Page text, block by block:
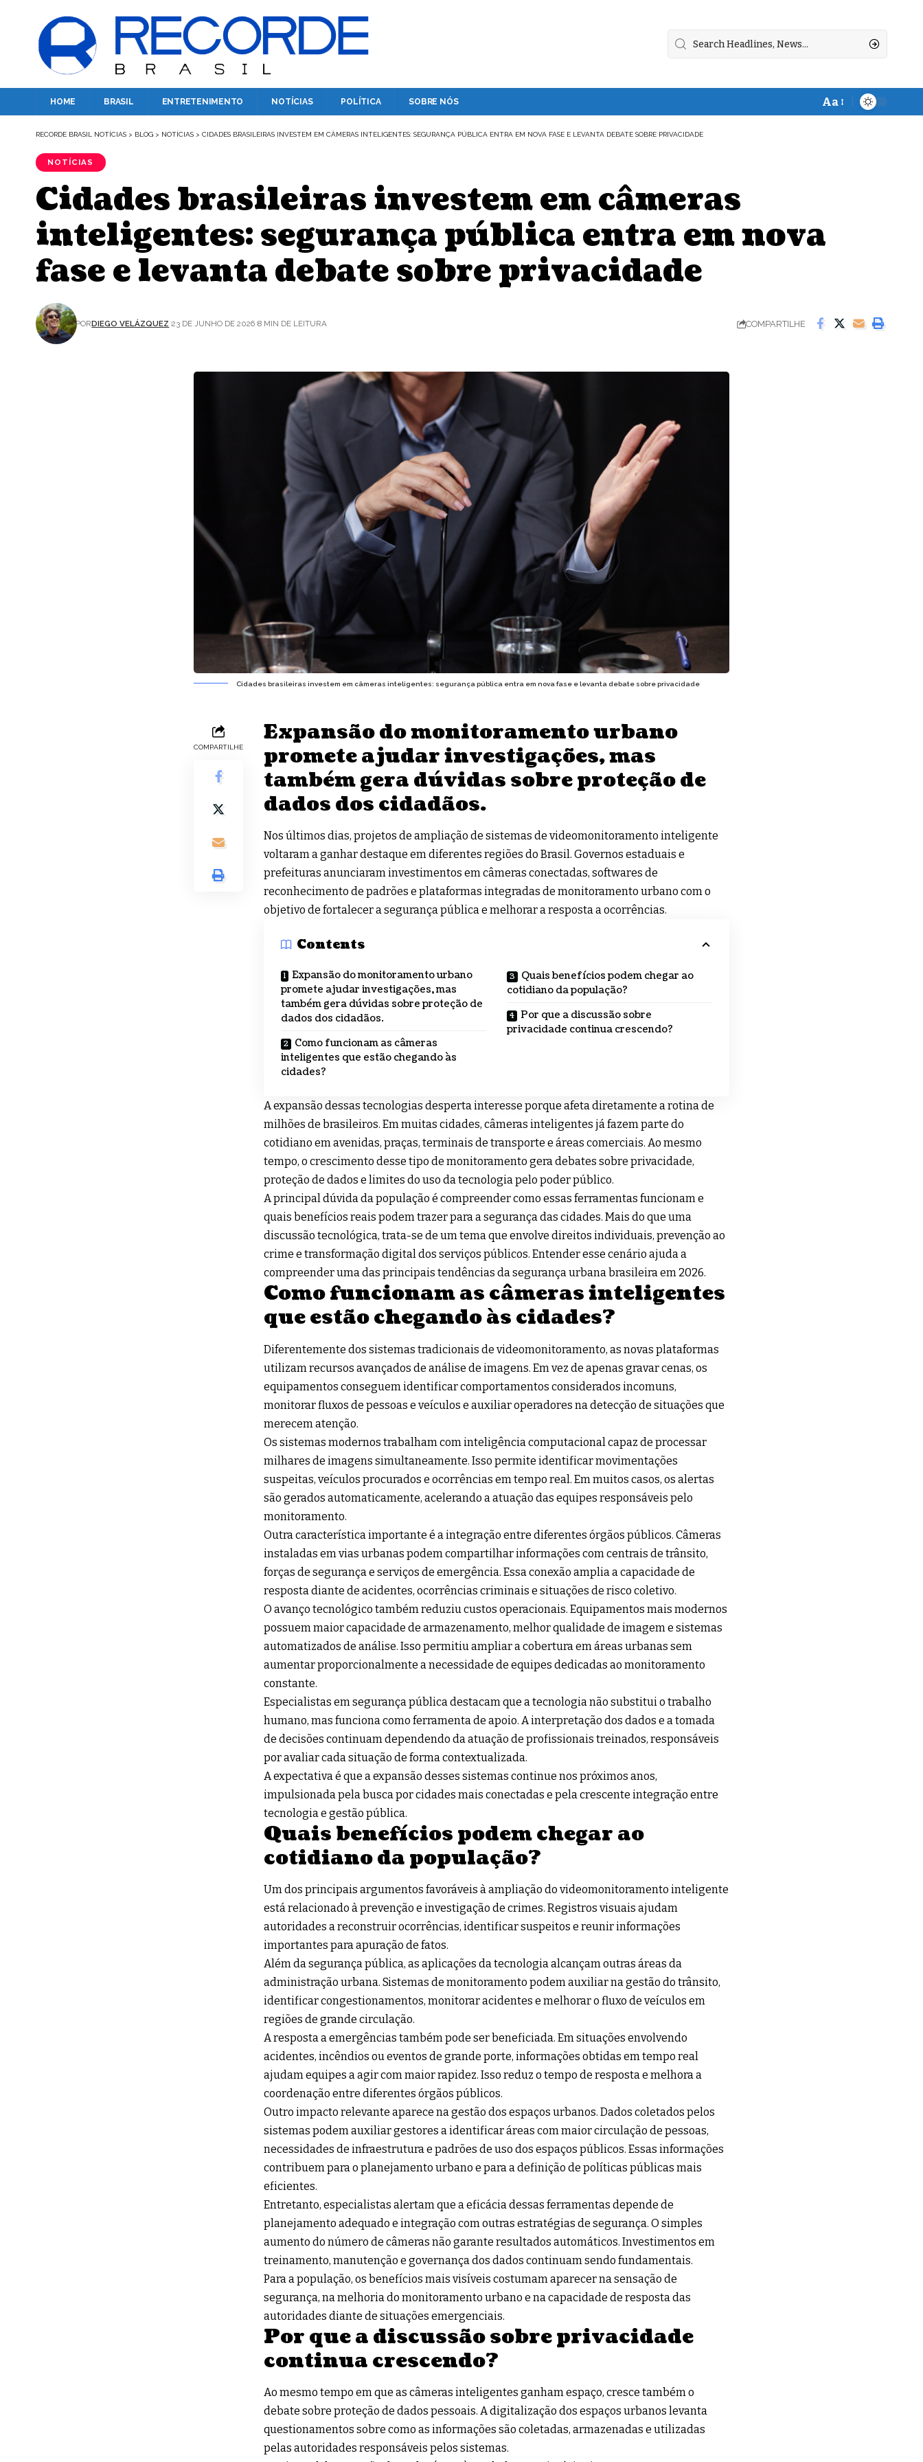
HOME BRASIL ENTRETENIMENTO NOTÍCIAS POLÍTICA SOBRE NÓS
Font
Aa
RECORDE BRASIL NOTÍCIAS > BLOG > NOTÍCIAS > CIDADES BRASILEIRAS INVESTEM EM CÂMERAS INTELIGENTES: SEGURANÇA PÚBLICA ENTRA EM NOVA FASE E LEVANTA DEBATE SOBRE PRIVACIDADE
NOTÍCIAS
Cidades brasileiras investem em câmeras
inteligentes: segurança pública entra em nova
fase e levanta debate sobre privacidade
PORDIEGO VELÁZQUEZ 23 DE JUNHO DE 2026 8 MIN DE LEITURA COMPARTILHE
Cidades brasileiras investem em câmeras inteligentes: segurança pública entra em nova fase e levanta debate sobre privacidade
COMPARTILHE
Expansão do monitoramento urbano
promete ajudar investigações, mas
também gera dúvidas sobre proteção de
dados dos cidadãos.
Nos últimos dias, projetos de ampliação de sistemas de videomonitoramento inteligente
voltaram a ganhar destaque em diferentes regiões do Brasil. Governos estaduais e
prefeituras anunciaram investimentos em câmeras conectadas, softwares de
reconhecimento de padrões e plataformas integradas de monitoramento urbano com o
objetivo de fortalecer a segurança pública e melhorar a resposta a ocorrências.
Contents
Expansão do monitoramento urbano
promete ajudar investigações, mas
também gera dúvidas sobre proteção de
dados dos cidadãos.
Como funcionam as câmeras
inteligentes que estão chegando às
cidades?
Quais benefícios podem chegar ao
cotidiano da população?
Por que a discussão sobre
privacidade continua crescendo?
A expansão dessas tecnologias desperta interesse porque afeta diretamente a rotina de
milhões de brasileiros. Em muitas cidades, câmeras inteligentes já fazem parte do
cotidiano em avenidas, praças, terminais de transporte e áreas comerciais. Ao mesmo
tempo, o crescimento desse tipo de monitoramento gera debates sobre privacidade,
proteção de dados e limites do uso da tecnologia pelo poder público.
A principal dúvida da população é compreender como essas ferramentas funcionam e
quais benefícios reais podem trazer para a segurança das cidades. Mais do que uma
discussão tecnológica, trata-se de um tema que envolve direitos individuais, prevenção ao
crime e transformação digital dos serviços públicos. Entender esse cenário ajuda a
compreender uma das principais tendências da segurança urbana brasileira em 2026.
Como funcionam as câmeras inteligentes
que estão chegando às cidades?
Diferentemente dos sistemas tradicionais de videomonitoramento, as novas plataformas
utilizam recursos avançados de análise de imagens. Em vez de apenas gravar cenas, os
equipamentos conseguem identificar comportamentos considerados incomuns,
monitorar fluxos de pessoas e veículos e auxiliar operadores na detecção de situações que
merecem atenção.
Os sistemas modernos trabalham com inteligência computacional capaz de processar
milhares de imagens simultaneamente. Isso permite identificar movimentações
suspeitas, veículos procurados e ocorrências em tempo real. Em muitos casos, os alertas
são gerados automaticamente, acelerando a atuação das equipes responsáveis pelo
monitoramento.
Outra característica importante é a integração entre diferentes órgãos públicos. Câmeras
instaladas em vias urbanas podem compartilhar informações com centrais de trânsito,
forças de segurança e serviços de emergência. Essa conexão amplia a capacidade de
resposta diante de acidentes, ocorrências criminais e situações de risco coletivo.
O avanço tecnológico também reduziu custos operacionais. Equipamentos mais modernos
possuem maior capacidade de armazenamento, melhor qualidade de imagem e sistemas
automatizados de análise. Isso permitiu ampliar a cobertura em áreas urbanas sem
aumentar proporcionalmente a necessidade de equipes dedicadas ao monitoramento
constante.
Especialistas em segurança pública destacam que a tecnologia não substitui o trabalho
humano, mas funciona como ferramenta de apoio. A interpretação dos dados e a tomada
de decisões continuam dependendo da atuação de profissionais treinados, responsáveis
por avaliar cada situação de forma contextualizada.
A expectativa é que a expansão desses sistemas continue nos próximos anos,
impulsionada pela busca por cidades mais conectadas e pela crescente integração entre
tecnologia e gestão pública.
Quais benefícios podem chegar ao
cotidiano da população?
Um dos principais argumentos favoráveis à ampliação do videomonitoramento inteligente
está relacionado à prevenção e investigação de crimes. Registros visuais ajudam
autoridades a reconstruir ocorrências, identificar suspeitos e reunir informações
importantes para apuração de fatos.
Além da segurança pública, as aplicações da tecnologia alcançam outras áreas da
administração urbana. Sistemas de monitoramento podem auxiliar na gestão do trânsito,
identificar congestionamentos, monitorar acidentes e melhorar o fluxo de veículos em
regiões de grande circulação.
A resposta a emergências também pode ser beneficiada. Em situações envolvendo
acidentes, incêndios ou eventos de grande porte, informações obtidas em tempo real
ajudam equipes a agir com maior rapidez. Isso reduz o tempo de resposta e melhora a
coordenação entre diferentes órgãos públicos.
Outro impacto relevante aparece na gestão dos espaços urbanos. Dados coletados pelos
sistemas podem auxiliar gestores a identificar áreas com maior circulação de pessoas,
necessidades de infraestrutura e padrões de uso dos espaços públicos. Essas informações
contribuem para o planejamento urbano e para a definição de políticas públicas mais
eficientes.
Entretanto, especialistas alertam que a eficácia dessas ferramentas depende de
planejamento adequado e integração com outras estratégias de segurança. O simples
aumento do número de câmeras não garante resultados automáticos. Investimentos em
treinamento, manutenção e governança dos dados continuam sendo fundamentais.
Para a população, os benefícios mais visíveis costumam aparecer na sensação de
segurança, na melhoria do monitoramento urbano e na capacidade de resposta das
autoridades diante de situações emergenciais.
Por que a discussão sobre privacidade
continua crescendo?
Ao mesmo tempo em que as câmeras inteligentes ganham espaço, cresce também o
debate sobre proteção de dados pessoais. A digitalização dos espaços urbanos levanta
questionamentos sobre como as informações são coletadas, armazenadas e utilizadas
pelas autoridades responsáveis pelos sistemas.